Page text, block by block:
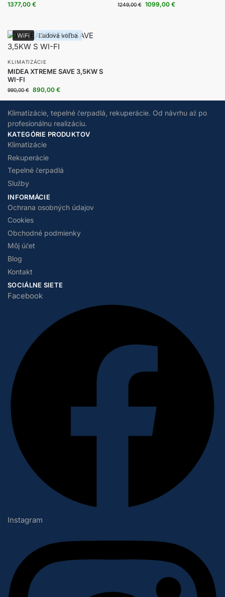
1377,00 € 1249,00€ 1099,00 €
WiFi Ľudová voľba
KLIMATIZÁCIE
MIDEA XTREME SAVE 3,5KW S
WI-FI
990,00€ 890,00 €
Klimatizácie, tepelné čerpadlá, rekuperácie. Od návrhu až po
profesionálnu realizáciu.
KATEGÓRIE PRODUKTOV
Klimatizácie
Rekuperácie
Tepelné čerpadlá
Služby
INFORMÁCIE
Ochrana osobných údajov
Cookies
Obchodné podmienky
Môj účet
Blog
Kontakt
SOCIÁLNE SIETE
Facebook
Instagram